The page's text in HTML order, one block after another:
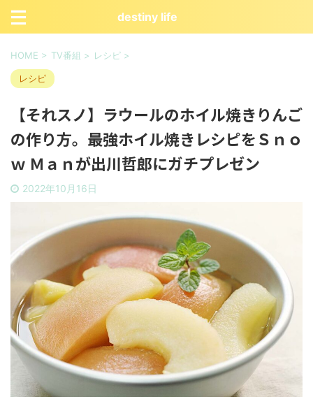
destiny life
HOME > TV番組 > レシピ >
レシピ
【それスノ】ラウールのホイル焼きりんご
の作り方。最強ホイル焼きレシピをＳｎｏ
ｗ Ｍａｎが出川哲郎にガチプレゼン
2022年10月16日